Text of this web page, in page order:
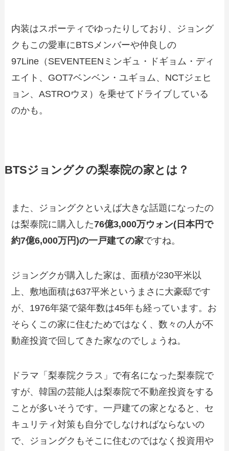
内装はスポーティでゆったりしており、ジョング
クもこの愛車にBTSメンバーや仲良しの
97Line（SEVENTEENミンギュ・ドギョム・ディ
エイト、GOT7ベンベン・ユギョム、NCTジェヒ
ョン、ASTROウヌ）を乗せてドライブしている
のかも。
BTSジョングクの梨泰院の家とは？
また、ジョングクといえば大きな話題になったの
は梨泰院に購入した76億3,000万ウォン(日本円で
約7億6,000万円)の一戸建ての家ですね。
ジョングクが購入した家は、面積が230平米以
上、敷地面積は637平米というまさに大豪邸です
が、1976年築で築年数は45年も経っています。お
そらくこの家に住むためではなく、数々の人が不
動産投資で回してきた家なのでしょうね。
ドラマ「梨泰院クラス」で有名になった梨泰院で
すが、韓国の芸能人は梨泰院で不動産投資をする
ことが多いそうです。一戸建ての家となると、セ
キュリティ対策も自分でしなければならないの
で、ジョングクもそこに住むのではなく投資用や